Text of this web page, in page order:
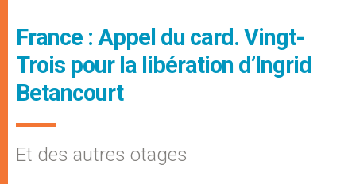
France : Appel du card. Vingt-
Trois pour la libération d’Ingrid
Betancourt
Et des autres otages